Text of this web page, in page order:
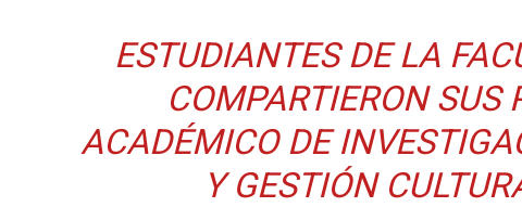
ESTUDIANTES DE LA
COMPARTIERON SUS
ACADÉMICO DE
Y GESTIÓN